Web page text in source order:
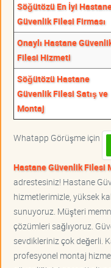
Söğütözü En İyi
Güvenlik Filesi Firması
Onaylı Hastane
Filesi Hizmeti
Söğütözü Hastane
Güvenlik Filesi Satış ve
Montaj
Whatapp Görüşme için
Hastane Güvenlik Filesi
adrestesiniz! Hastane
hizmetlerimizle, yüksek
sunuyoruz. Müşteri
çözümleri sağlıyoruz.
sevdikleriniz çok değerli.
profesyonel montaj